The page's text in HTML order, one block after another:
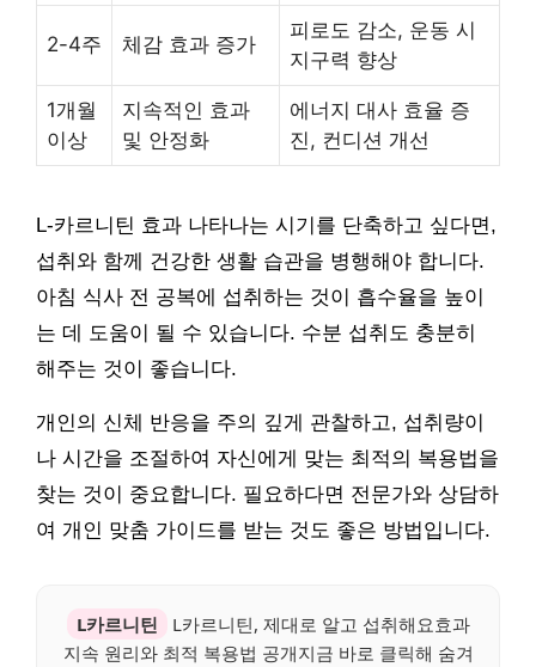
2-4주 체감 효과 증가
피로도 감소, 운동 시
지구력 향상
1개월
이상
지속적인 효과
및 안정화
에너지 대사 효율 증
진, 컨디션 개선
L-카르니틴 효과 나타나는 시기를 단축하고 싶다면,
섭취와 함께 건강한 생활 습관을 병행해야 합니다.
아침 식사 전 공복에 섭취하는 것이 흡수율을 높이
는 데 도움이 될 수 있습니다. 수분 섭취도 충분히
해주는 것이 좋습니다.
개인의 신체 반응을 주의 깊게 관찰하고, 섭취량이
나 시간을 조절하여 자신에게 맞는 최적의 복용법을
찾는 것이 중요합니다. 필요하다면 전문가와 상담하
여 개인 맞춤 가이드를 받는 것도 좋은 방법입니다.
L카르니틴
L카르니틴, 제대로 알고 섭취해요효과
지속 원리와 최적 복용법 공개지금 바로 클릭해 숨겨